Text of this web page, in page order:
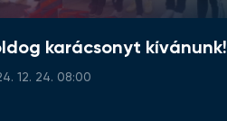
karácsonyt kívánunk!
12. 24. 08:00